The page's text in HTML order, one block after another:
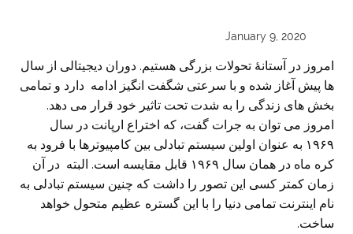
January 9, 2020
امروز در آستانۀ تحولات بزرگی هستیم. دوران دیجیتالی از سال
ها پیش آغاز شده و با سرعتی شگفت انگیز ادامه دارد و تمامی
بخش های زندگی‌ را به شدت تحت تاثیر خود قرار می‌ دهد.
امروز می‌ توان به جرات گفت، که اختراع ارپانت در سال
۱۹۶۹ به عنوان اولین سیستم تبادلی بین کامپیوترها با فرود به
کره ماه در همان سال ۱۹۶۹ قابل مقایسه است. البته در آن
زمان کمتر کسی‌ این تصور را داشت که چنین سیستم تبادلی به
نام اینترنت تمامی دنیا را با این گستره عظیم متحول خواهد
ساخت.